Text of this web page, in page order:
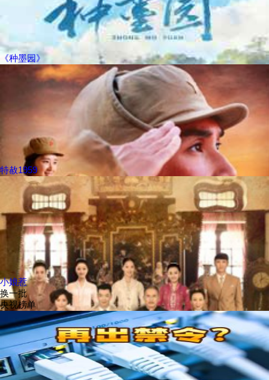
《种墨园》
特赦1959
小娘惹
换一批
央视榜单